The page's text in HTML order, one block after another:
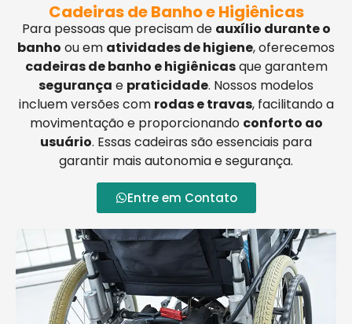
Cadeiras de Banho e Higiênicas
Para pessoas que precisam de auxílio durante o
banho ou em atividades de higiene, oferecemos
cadeiras de banho e higiênicasque garantem
segurança e praticidade. Nossos modelos
incluem versões com rodas e travas, facilitando a
movimentação e proporcionando conforto ao
usuário. Essas cadeiras são essenciais para
garantir mais autonomia e segurança.
Entre em Contato